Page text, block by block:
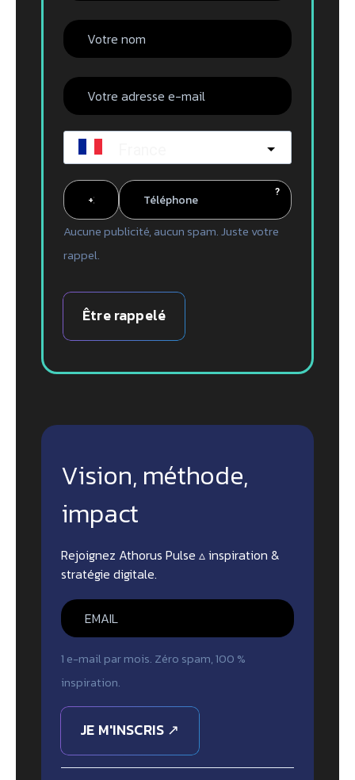
?
Aucune publicité, aucun spam. Juste votre
rappel.
Être rappelé
Vision, méthode,
impact
Rejoignez Athorus Pulse ▵ inspiration &
stratégie digitale.
1 e-mail par mois. Zéro spam, 100 %
inspiration.
JE M'INSCRIS ↗